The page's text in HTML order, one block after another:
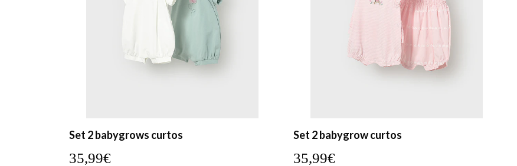
Set 2 babygrows curtos
35,99€
Set 2 babygrow curtos
35,99€